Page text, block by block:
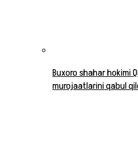
Buxoro shahar hokimi
murojaatlarini qabul